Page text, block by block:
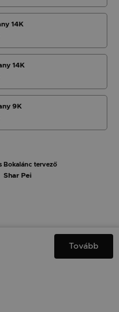
14K
14K
9K
Bokalánc tervező
Shar Pei
Tovább